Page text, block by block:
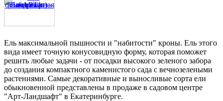
Ель максимальной пышности и "набитости" кроны. Ель этого
вида имеет точную конусовидную форму, которая поможет
решить любые задачи - от посадки высокого зеленого забора
до создания компактного каменистого сада с вечнозелеными
растениями. Самые декоративные и выносливые сорта ели
обыкновенной представлены в продаже в садовом центре
"Арт-Ландшафт" в Екатеринбурге.